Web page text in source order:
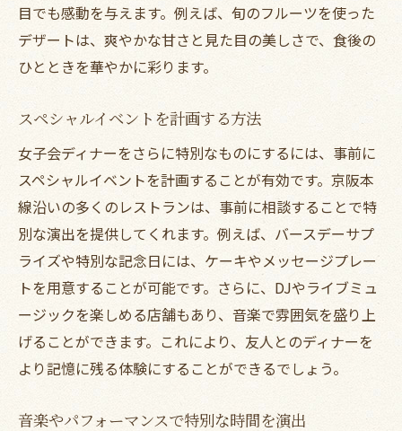
目でも感動を与えます。例えば、旬のフルーツを使った
デザートは、爽やかな甘さと見た目の美しさで、食後の
ひとときを華やかに彩ります。
スペシャルイベントを計画する方法
女子会ディナーをさらに特別なものにするには、事前に
スペシャルイベントを計画することが有効です。京阪本
線沿いの多くのレストランは、事前に相談することで特
別な演出を提供してくれます。例えば、バースデーサプ
ライズや特別な記念日には、ケーキやメッセージプレー
トを用意することが可能です。さらに、DJやライブミュ
ージックを楽しめる店舗もあり、音楽で雰囲気を盛り上
げることができます。これにより、友人とのディナーを
より記憶に残る体験にすることができるでしょう。
音楽やパフォーマンスで特別な時間を演出